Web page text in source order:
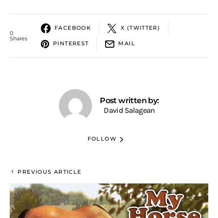
0
Shares
FACEBOOK X (TWITTER)
PINTEREST MAIL
Post written by:
David Salagean
FOLLOW
PREVIOUS ARTICLE